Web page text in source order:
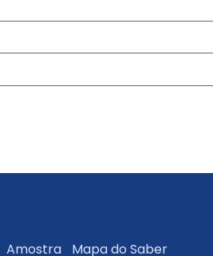
Amostra Mapa do Saber